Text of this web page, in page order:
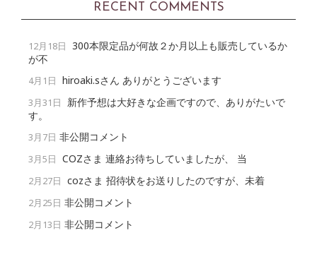
RECENT COMMENTS
12月18日 300本限定品が何故２か月以上も販売しているか
が不
4月1日 hiroaki.sさん ありがとうございます
3月31日
新作予想は大好きな企画ですので、ありがたいで
す。
3月7日 非公開コメント
3月5日 COZさま 連絡お待ちしていましたが、 当
2月27日 cozさま 招待状をお送りしたのですが、未着
2月25日 非公開コメント
2月13日 非公開コメント